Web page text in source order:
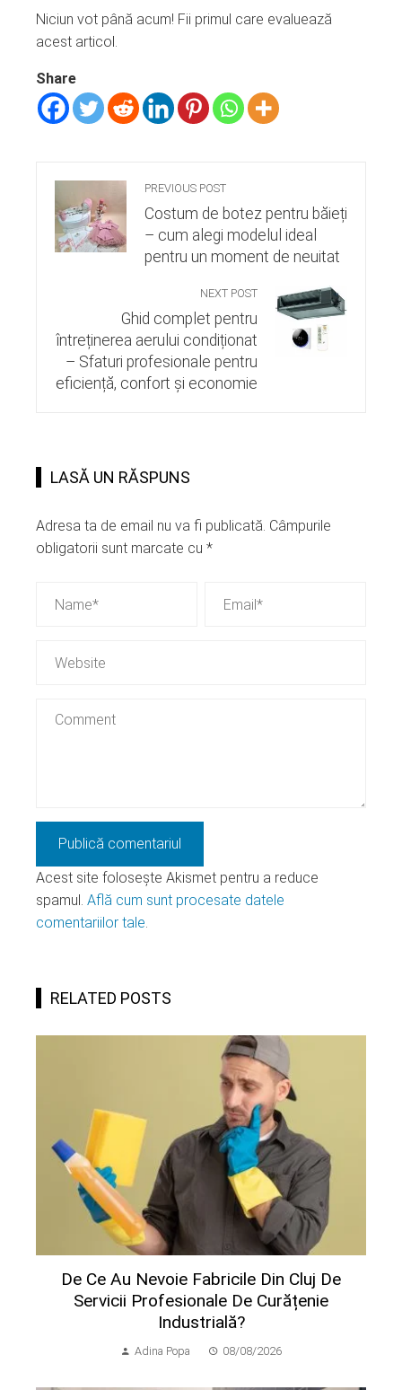
Niciun vot până acum! Fii primul care evaluează
acest articol.
Share
PREVIOUS POST
Costum de botez pentru băieți
– cum alegi modelul ideal
pentru un moment de neuitat
NEXT POST
Ghid complet pentru
întreținerea aerului condiționat
– Sfaturi profesionale pentru
eficiență, confort și economie
LASĂ UN RĂSPUNS
Adresa ta de email nu va fi publicată. Câmpurile
obligatorii sunt marcate cu *
Acest site folosește Akismet pentru a reduce
spamul. Află cum sunt procesate datele
comentariilor tale.
RELATED POSTS
De Ce Au Nevoie Fabricile Din Cluj De
Servicii Profesionale De Curățenie
Industrială?
Adina Popa 08/08/2026